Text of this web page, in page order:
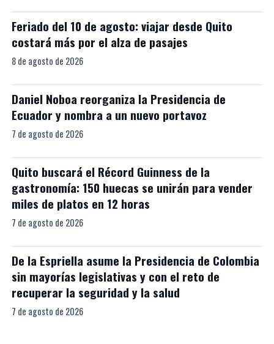
Feriado del 10 de agosto: viajar desde Quito
costará más por el alza de pasajes
8 de agosto de 2026
Daniel Noboa reorganiza la Presidencia de
Ecuador y nombra a un nuevo portavoz
7 de agosto de 2026
Quito buscará el Récord Guinness de la
gastronomía: 150 huecas se unirán para vender
miles de platos en 12 horas
7 de agosto de 2026
De la Espriella asume la Presidencia de Colombia
sin mayorías legislativas y con el reto de
recuperar la seguridad y la salud
7 de agosto de 2026